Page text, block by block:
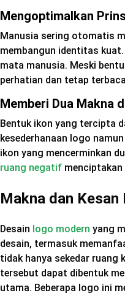
Mengoptimalkan
Manusia sering otomatis
membangun identitas
mata manusia. Meski
perhatian dan tetap
Memberi Dua Makna
Bentuk ikon yang tercipta
kesederhanaan logo
ikon yang mencerminkan
ruang negatif
Makna dan
Desain logo modern yang
desain, termasuk
tidak hanya sekedar ruang
tersebut dapat dibentuk
utama. Beberapa logo ini